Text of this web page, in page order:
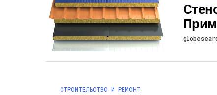
СТРОИТЕЛЬСТВО И РЕМОНТ